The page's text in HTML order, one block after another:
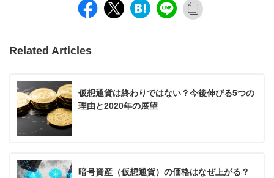
Related Articles
仮想通貨は終わりではない？今後伸びる5つの
理由と2020年の展望
暗号資産（仮想通貨）の価格はなぜ上がる？